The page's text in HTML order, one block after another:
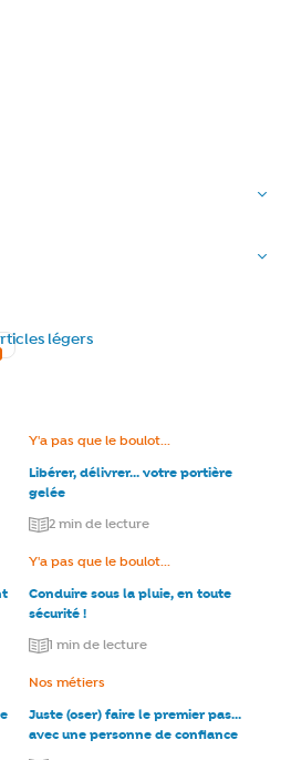
légers
Libérer, délivrer… votre portière
gelée
Catégorie :
Y'a pas que le boulot...
2 min de lecture
Conduire sous la pluie, en toute
sécurité !
Catégorie :
Y'a pas que le boulot...
1 min de lecture
Juste (oser) faire le premier pas…
avec une personne de confiance
Catégorie :
Nos métiers